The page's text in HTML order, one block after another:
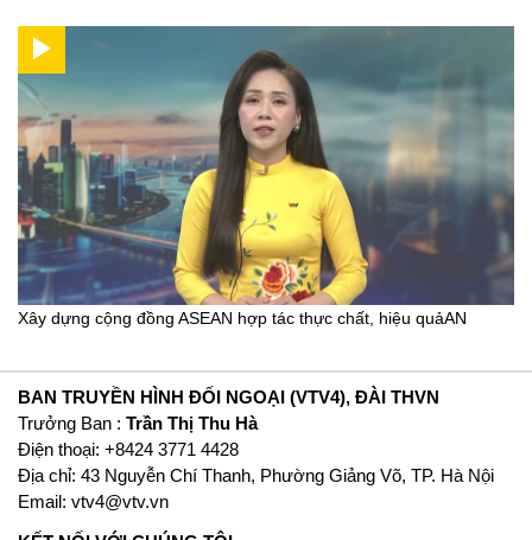
Xây dựng cộng đồng ASEAN hợp tác thực chất, hiệu quảAN
BAN TRUYỀN HÌNH ĐỐI NGOẠI (VTV4), ĐÀI THVN
Trưởng Ban : Trần Thị Thu Hà
Ðiện thoại: +8424 3771 4428
Địa chỉ: 43 Nguyễn Chí Thanh, Phường Giảng Võ, TP. Hà Nội
Email: vtv4@vtv.vn